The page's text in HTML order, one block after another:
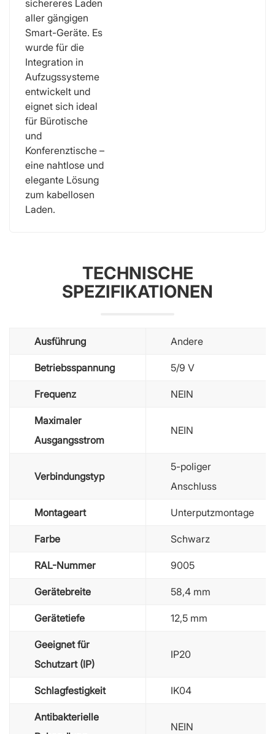
sichereres Laden
aller gängigen
Smart-Geräte. Es
wurde für die
Integration in
Aufzugssysteme
entwickelt und
eignet sich ideal
für Bürotische
und
Konferenztische –
eine nahtlose und
elegante Lösung
zum kabellosen
Laden.
TECHNISCHE
SPEZIFIKATIONEN
Ausführung Andere
Betriebsspannung 5/9 V
Frequenz NEIN
Maximaler
Ausgangsstrom
NEIN
Verbindungstyp
5-poliger
Anschluss
Montageart Unterputzmontage
Farbe Schwarz
RAL-Nummer 9005
Gerätebreite 58,4 mm
Gerätetiefe 12,5 mm
Geeignet für
Schutzart (IP)
IP20
Schlagfestigkeit IK04
Antibakterielle
NEIN